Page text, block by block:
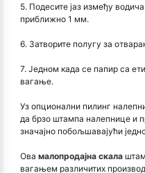
5. Подесите јаз између
приближно 1 мм.
6. Затворите полугу за
7. Једном када се папир са
вагање.
Уз опционални пилинг
да брзо штампа налепнице и
значајно побољшавајући
Ова малопродајна скала
вагањем различитих